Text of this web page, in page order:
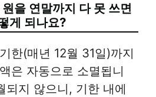
을 연말까지 다 못 쓰면
게 되나요?
한(매년 12월 31일)까지
은 자동으로 소멸됩니
되지 않으니, 기한 내에